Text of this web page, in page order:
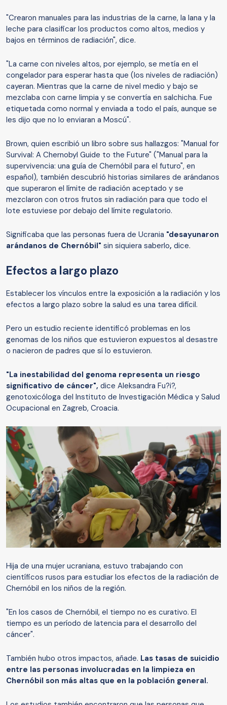
"Crearon manuales para las industrias de la carne, la lana y la
leche para clasificar los productos como altos, medios y
bajos en términos de radiación", dice.
"La carne con niveles altos, por ejemplo, se metía en el
congelador para esperar hasta que (los niveles de radiación)
cayeran. Mientras que la carne de nivel medio y bajo se
mezclaba con carne limpia y se convertía en salchicha. Fue
etiquetada como normal y enviada a todo el país, aunque se
les dijo que no lo enviaran a Moscú".
Brown, quien escribió un libro sobre sus hallazgos: "Manual for
Survival: A Chernobyl Guide to the Future" ("Manual para la
supervivencia: una guía de Chernóbil para el futuro", en
español), también descubrió historias similares de arándanos
que superaron el límite de radiación aceptado y se
mezclaron con otros frutos sin radiación para que todo el
lote estuviese por debajo del límite regulatorio.
Significaba que las personas fuera de Ucrania "desayunaron
arándanos de Chernóbil" sin siquiera saberlo, dice.
Efectos a largo plazo
Establecer los vínculos entre la exposición a la radiación y los
efectos a largo plazo sobre la salud es una tarea difícil.
Pero un estudio reciente identificó problemas en los
genomas de los niños que estuvieron expuestos al desastre
o nacieron de padres que sí lo estuvieron.
"La inestabilidad del genoma representa un riesgo
significativo de cáncer", dice Aleksandra Fu?i?,
genotoxicóloga del Instituto de Investigación Médica y Salud
Ocupacional en Zagreb, Croacia.
Hija de una mujer ucraniana, estuvo trabajando con
científicos rusos para estudiar los efectos de la radiación de
Chernóbil en los niños de la región.
"En los casos de Chernóbil, el tiempo no es curativo. El
tiempo es un período de latencia para el desarrollo del
cáncer".
También hubo otros impactos, añade. Las tasas de suicidio
entre las personas involucradas en la limpieza en
Chernóbil son más altas que en la población general.